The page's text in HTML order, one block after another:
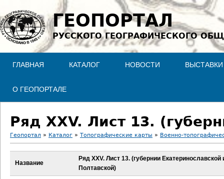
Jump to navigation
ГЕОПОРТАЛ
РУССКОГО ГЕОГРАФИЧЕСКОГО
ГЛАВНАЯ КАТАЛОГ НОВОСТИ ВЫСТАВКИ
О ГЕОПОРТАЛЕ
В
Геопортал » Каталог » Топографические карты » Военно-
Название
Ряд XXV. Лист 13. (губернии Екатеринославской
Полтавской)